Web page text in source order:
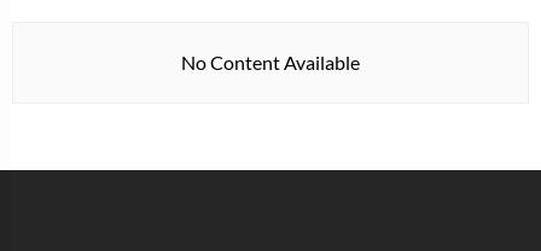
No Content Available